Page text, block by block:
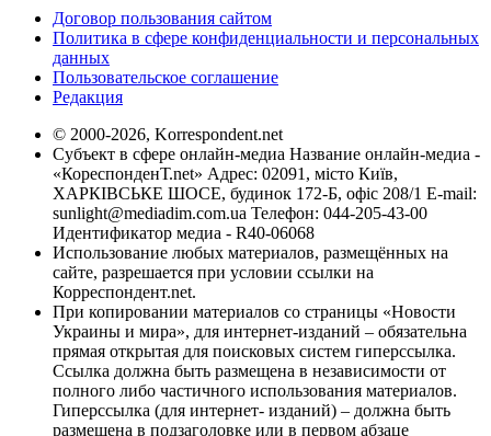
Договор пользования сайтом
Политика в сфере конфиденциальности и персональных
данных
Пользовательское соглашение
Редакция
© 2000-2026, Korrespondent.net
Субъект в сфере онлайн-медиа Название онлайн-медиа -
«КореспонденТ.net» Адрес: 02091, місто Київ,
ХАРКІВСЬКЕ ШОСЕ, будинок 172-Б, офіс 208/1 E-mail:
sunlight@mediadim.com.ua Телефон: 044-205-43-00
Идентификатор медиа - R40-06068
Использование любых материалов, размещённых на
сайте, разрешается при условии ссылки на
Корреспондент.net.
При копировании материалов со страницы «Новости
Украины и мира», для интернет-изданий – обязательна
прямая открытая для поисковых систем гиперссылка.
Ссылка должна быть размещена в независимости от
полного либо частичного использования материалов.
Гиперссылка (для интернет- изданий) – должна быть
размещена в подзаголовке или в первом абзаце